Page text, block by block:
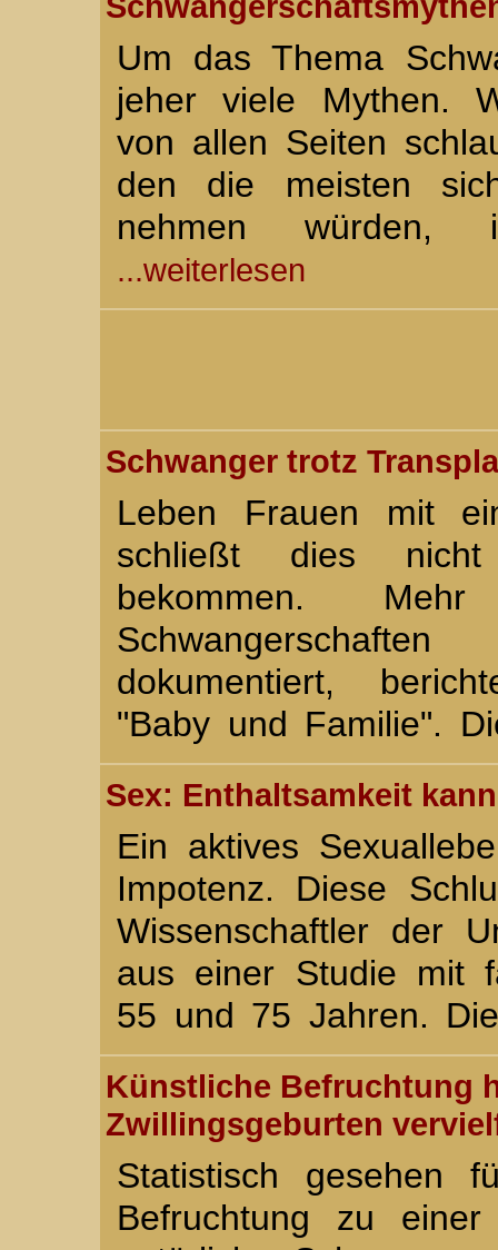
Um das Thema
jeher viele Mythen.
von allen Seiten
den die meisten
nehmen
...weiterlesen
Schwanger trotz
Leben Frauen mit
schließt dies
bekommen.
dokumentiert,
"Baby und Familie".
Sex: Enthaltsamkeit
Ein aktives
Impotenz. Diese
Wissenschaftler der
aus einer Studie mit
55 und 75 Jahren.
Künstliche Befruchtung
Zwillingsgeburten
Statistisch gesehen
Befruchtung zu